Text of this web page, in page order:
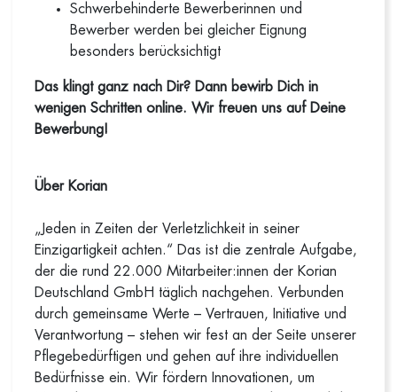
Schwerbehinderte Bewerberinnen und
Bewerber werden bei gleicher Eignung
besonders berücksichtigt
Das klingt ganz nach Dir? Dann bewirb Dich in
wenigen Schritten online. Wir freuen uns auf Deine
Bewerbung!
Über Korian
„Jeden in Zeiten der Verletzlichkeit in seiner
Einzigartigkeit achten.“ Das ist die zentrale Aufgabe,
der die rund 22.000 Mitarbeiter:innen der Korian
Deutschland GmbH täglich nachgehen. Verbunden
durch gemeinsame Werte – Vertrauen, Initiative und
Verantwortung – stehen wir fest an der Seite unserer
Pflegebedürftigen und gehen auf ihre individuellen
Bedürfnisse ein. Wir fördern Innovationen, um